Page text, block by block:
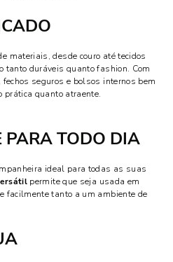
materiais, desde couro até tecidos
tanto duráveis quanto fashion. Com
seguros e bolsos internos bem
prática quanto atraente.
PARA TODO DIA
ideal para todas as suas
permite que seja usada em
facilmente tanto a um ambiente de